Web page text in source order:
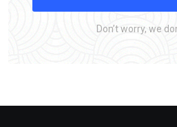
Don’t worry, we